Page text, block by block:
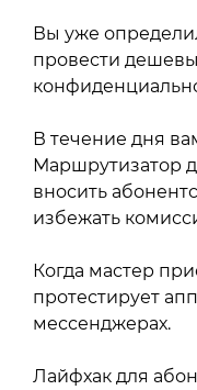
Вы уже
провести
В течение дня
Маршрутизатор
вносить
избежать
Когда мастер
протестирует
мессенджерах.
Лайфхак для